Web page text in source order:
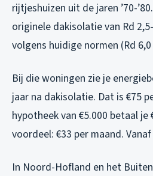
rijtjeshuizen uit de jaren ’70-
originele dakisolatie van Rd
volgens huidige normen (Rd
Bij die woningen zie je
jaar na dakisolatie. Dat is €75
hypotheek van €5.000 betaal
voordeel: €33 per maand.
In Noord-Hofland en het